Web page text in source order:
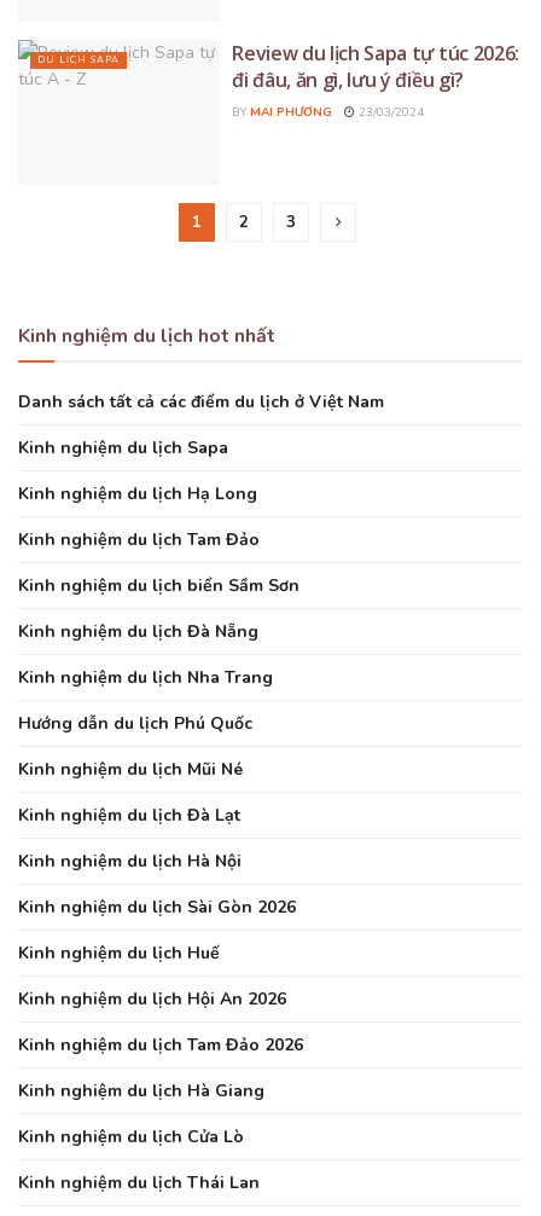
DU LỊCH SAPA
Review du lịch Sapa tự túc 2026:
đi đâu, ăn gì, lưu ý điều gì?
BY MAI PHƯƠNG 23/03/2024
1 2 3
Kinh nghiệm du lịch hot nhất
Danh sách tất cả các điểm du lịch ở Việt Nam
Kinh nghiệm du lịch Sapa
Kinh nghiệm du lịch Hạ Long
Kinh nghiệm du lịch Tam Đảo
Kinh nghiệm du lịch biển Sầm Sơn
Kinh nghiệm du lịch Đà Nẵng
Kinh nghiệm du lịch Nha Trang
Hướng dẫn du lịch Phú Quốc
Kinh nghiệm du lịch Mũi Né
Kinh nghiệm du lịch Đà Lạt
Kinh nghiệm du lịch Hà Nội
Kinh nghiệm du lịch Sài Gòn 2026
Kinh nghiệm du lịch Huế
Kinh nghiệm du lịch Hội An 2026
Kinh nghiệm du lịch Tam Đảo 2026
Kinh nghiệm du lịch Hà Giang
Kinh nghiệm du lịch Cửa Lò
Kinh nghiệm du lịch Thái Lan